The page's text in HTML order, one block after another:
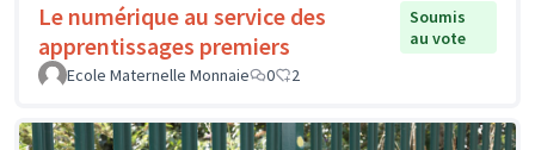
Le numérique au service des
apprentissages premiers
Soumis
au vote
Ecole Maternelle Monnaie
0 2